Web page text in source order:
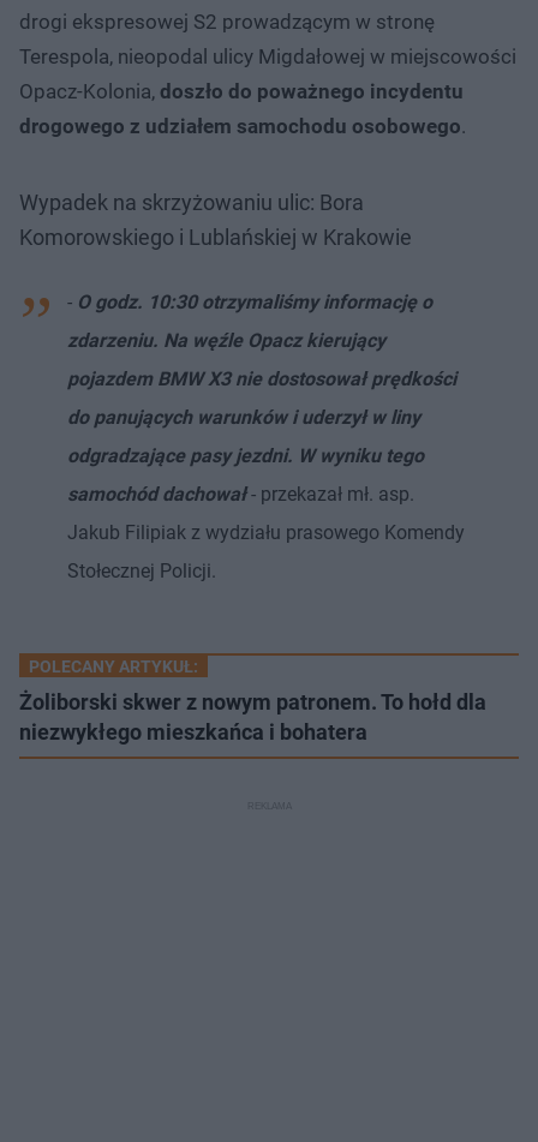
drogi ekspresowej S2 prowadzącym w stronę
Terespola, nieopodal ulicy Migdałowej w miejscowości
Opacz-Kolonia, doszło do poważnego incydentu
drogowego z udziałem samochodu osobowego.
Wypadek na skrzyżowaniu ulic: Bora
Komorowskiego i Lublańskiej w Krakowie
- O godz. 10:30 otrzymaliśmy informację o
zdarzeniu. Na węźle Opacz kierujący
pojazdem BMW X3 nie dostosował prędkości
do panujących warunków i uderzył w liny
odgradzające pasy jezdni. W wyniku tego
samochód dachował - przekazał mł. asp.
Jakub Filipiak z wydziału prasowego Komendy
Stołecznej Policji.
POLECANY ARTYKUŁ:
Żoliborski skwer z nowym patronem. To hołd dla
niezwykłego mieszkańca i bohatera